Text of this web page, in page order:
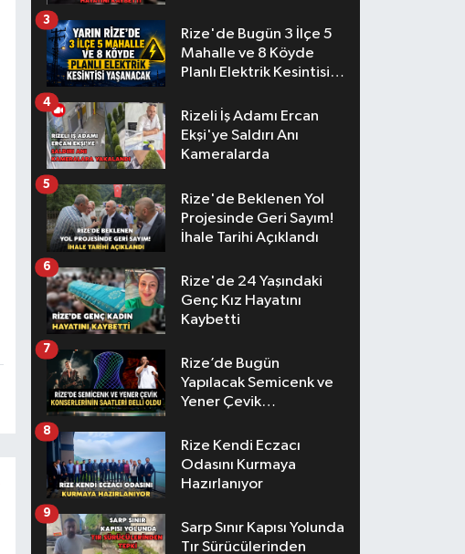
Rize'de Bugün 3 İlçe 5
Mahalle ve 8 Köyde
Planlı Elektrik Kesintisi
3
Rizeli İş Adamı Ercan
Ekşi'ye Saldırı Anı
Kameralarda
4
Rize'de Beklenen Yol
Projesinde Geri Sayım!
İhale Tarihi Açıklandı
5
Rize'de 24 Yaşındaki
Genç Kız Hayatını
Kaybetti
6
Rize’de Bugün
Yapılacak Semicenk ve
Yener Çevik
Belli Oldu
7
Rize Kendi Eczacı
Odasını Kurmaya
Hazırlanıyor
8
Sarp Sınır Kapısı Yolunda
Tır Sürücülerinden
9